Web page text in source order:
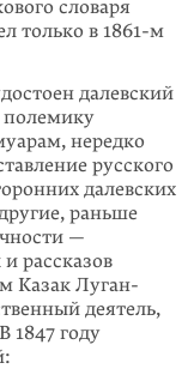
словаря
только в 1861-м
далевский
нередко
русского
далевских
раньше
—
рассказов
Казак Луган­
деятель,
1847 году